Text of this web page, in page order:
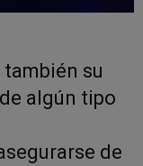
su
algún tipo
de